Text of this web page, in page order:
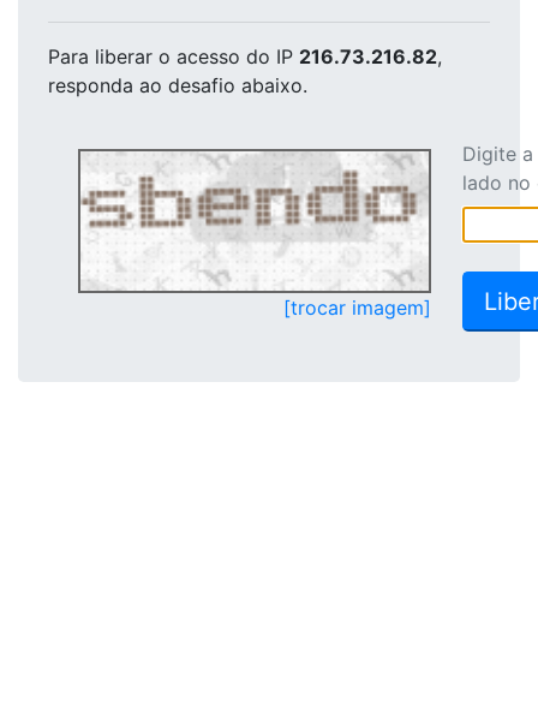
Para liberar o acesso do IP 216.73.216.82,
responda ao desafio abaixo.
[trocar imagem]
Digite
lado no